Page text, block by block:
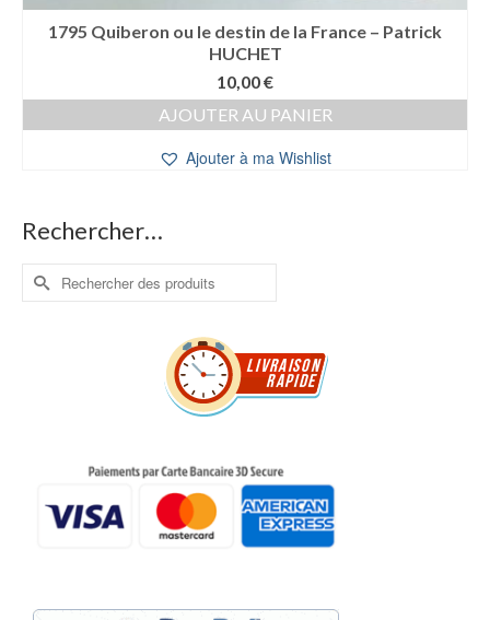
1795 Quiberon ou le destin de la France – Patrick
HUCHET
10,00€
AJOUTER AU PANIER
Ajouter à ma Wishlist
Rechercher…
Rechercher :